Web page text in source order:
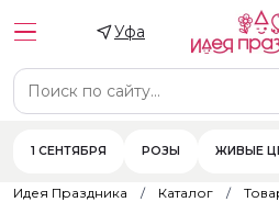
Уфа
1 СЕНТЯБРЯ РОЗЫ ЖИВЫЕ
Идея Праздника Каталог